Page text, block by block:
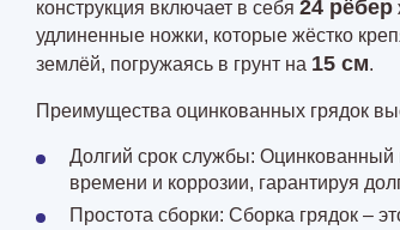
конструкция включает в себя 24 рёбер
удлиненные ножки, которые жёстко
землёй, погружаясь в грунт на 15 см.
Преимущества оцинкованных грядок
Долгий срок службы: Оцинкованный
времени и коррозии, гарантируя
Простота сборки: Сборка грядок –